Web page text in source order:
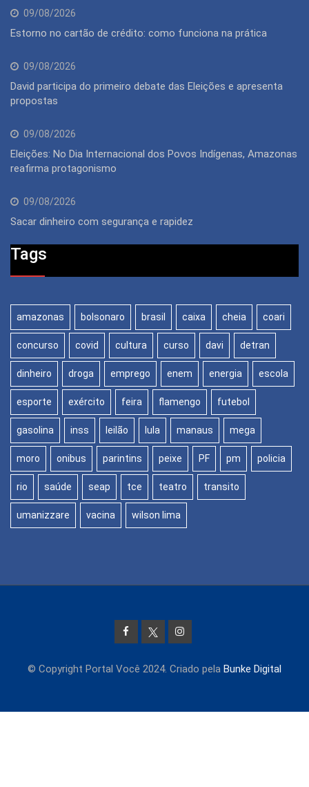
09/08/2026
Estorno no cartão de crédito: como funciona na prática
09/08/2026
David participa do primeiro debate das Eleições e apresenta
propostas
09/08/2026
Eleições: No Dia Internacional dos Povos Indígenas, Amazonas
reafirma protagonismo
09/08/2026
Sacar dinheiro com segurança e rapidez
Tags
amazonas bolsonaro brasil caixa cheia coari
concurso covid cultura curso davi detran
dinheiro droga emprego enem energia escola
esporte exército feira flamengo futebol
gasolina inss leilão lula manaus mega
moro onibus parintins peixe PF pm policia
rio saúde seap tce teatro transito
umanizzare vacina wilson lima
© Copyright Portal Você 2024. Criado pela Bunke Digital